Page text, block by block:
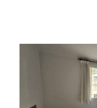
MONTPELLIER 34
Appartement